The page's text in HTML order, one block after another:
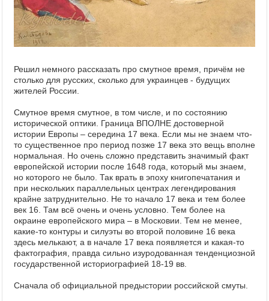
Решил немного рассказать про смутное время, причём не
столько для русских, сколько для украинцев - будущих
жителей России.
Смутное время смутное, в том числе, и по состоянию
исторической оптики. Граница ВПОЛНЕ достоверной
истории Европы – середина 17 века. Если мы не знаем что-
то существенное про период позже 17 века это вещь вполне
нормальная. Но очень сложно представить значимый факт
европейской истории после 1648 года, который мы знаем,
но которого не было. Так врать в эпоху книгопечатания и
при нескольких параллельных центрах легендирования
крайне затруднительно. Не то начало 17 века и тем более
век 16. Там всё очень и очень условно. Тем более на
окраине европейского мира – в Московии. Тем не менее,
какие-то контуры и силуэты во второй половине 16 века
здесь мелькают, а в начале 17 века появляется и какая-то
фактография, правда сильно изуродованная тенденциозной
государственной историографией 18-19 вв.
Сначала об официальной предыстории российской смуты.